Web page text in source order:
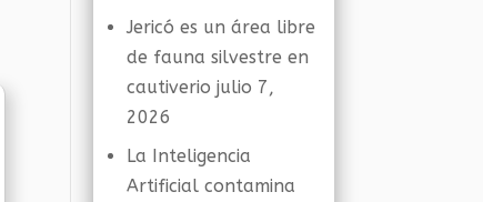
Jericó es un área libre
de fauna silvestre en
cautiverio julio 7,
2026
La Inteligencia
Artificial contamina